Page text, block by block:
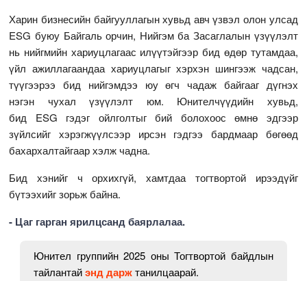
Харин бизнесийн байгууллагын хувьд авч үзвэл олон улсад
ESG буюу Байгаль орчин, Нийгэм ба Засаглалын үзүүлэлт
нь нийгмийн хариуцлагаас илүүтэйгээр бид өдөр тутамдаа,
үйл ажиллагаандаа хариуцлагыг хэрхэн шингээж чадсан,
түүгээрээ бид нийгэмдээ юу өгч чадаж байгааг дүгнэх
нэгэн чухал үзүүлэлт юм. Юнителчүүдийн хувьд,
бид ESG гэдэг ойлголтыг бий болохоос өмнө эдгээр
зүйлсийг хэрэгжүүлсээр ирсэн гэдгээ бардмаар бөгөөд
бахархалтайгаар хэлж чадна.
Бид хэнийг ч орхихгүй, хамтдаа тогтвортой ирээдүйг
бүтээхийг зорьж байна.
- Цаг гарган ярилцсанд баярлалаа.
Юнител группийн 2025 оны Тогтвортой байдлын
тайлантайэнд даржтанилцаарай.